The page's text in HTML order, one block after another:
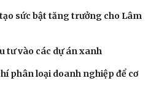
sức bật tăng trưởng cho Lâm
tư vào các dự án xanh
phân loại doanh nghiệp để cơ